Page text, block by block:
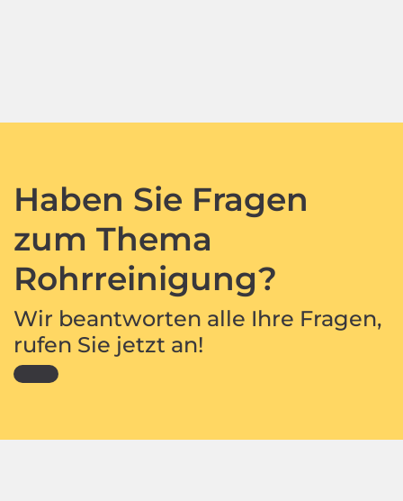
Haben Sie Fragen
zum Thema
Rohrreinigung?
Wir beantworten alle Ihre Fragen,
rufen Sie jetzt an!